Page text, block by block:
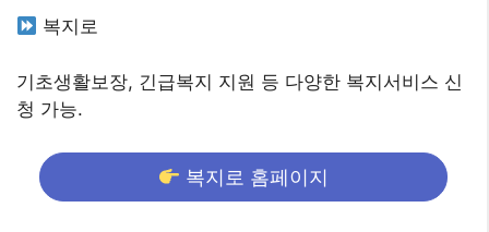
복지로
기초생활보장, 긴급복지 지원 등 다양한 복지서비스 신
청 가능.
복지로 홈페이지